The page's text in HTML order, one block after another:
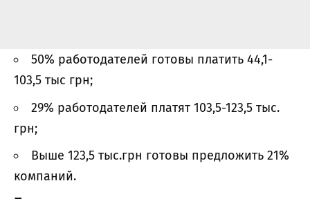
50% работодателей готовы платить 44,1-
103,5 тыс грн;
29% работодателей платят 103,5-123,5 тыс.
грн;
Выше 123,5 тыс.грн готовы предложить 21%
компаний.